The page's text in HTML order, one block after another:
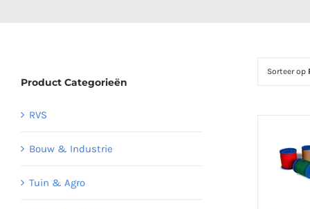
Sorteer op
Product Categorieën
RVS
Bouw & Industrie
Tuin & Agro